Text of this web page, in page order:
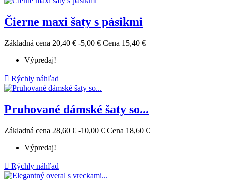
Čierne maxi šaty s pásikmi
Základná cena 20,40 € -5,00 € Cena 15,40 €
Výpredaj!
 Rýchly náhľad
Pruhované dámské šaty so...
Základná cena 28,60 € -10,00 € Cena 18,60 €
Výpredaj!
 Rýchly náhľad